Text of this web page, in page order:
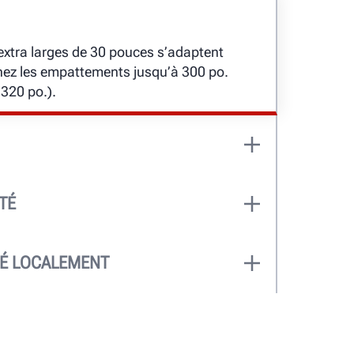
larges de 30 pouces s’adaptent
les empattements jusqu’à 300 po.
po.).
essieux plus longs et plus lourds
illimitée lorsqu’ils sont soutenus
béton. Votre établissement définit
LOCALEMENT